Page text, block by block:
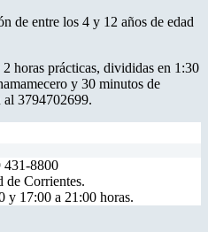
de entre los 4 y 12 años de edad
horas prácticas, divididas en 1:30
y 30 minutos de
3794702699.
431-8800
de Corrientes.
y 17:00 a 21:00 horas.